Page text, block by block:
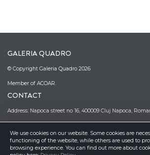
GALERIA QUADRO
© Copyright Galeria Quadro 2026
Member of ACOAR.
CONTACT
Address: Napoca street no 16, 400009 Cluj Napoca,
Email: office@galeriaquadro.ro
Director: Sebestyén György Székely
NEWSLETTER
We use cookies on our website. Some cookies are
functioning of the website, while others are used to
browsing experience. You can find out more about